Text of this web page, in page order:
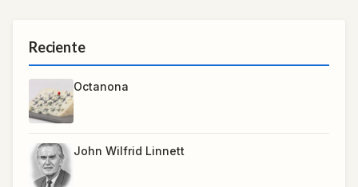
Reciente
Octanona
John Wilfrid Linnett